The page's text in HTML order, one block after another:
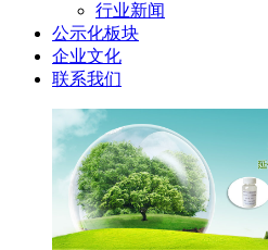
行业新闻
公示化板块
企业文化
联系我们